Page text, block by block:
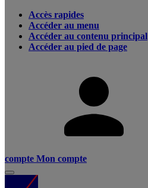
Accès rapides
Accéder au menu
Accéder au contenu principal
Accéder au pied de page
compte Mon compte